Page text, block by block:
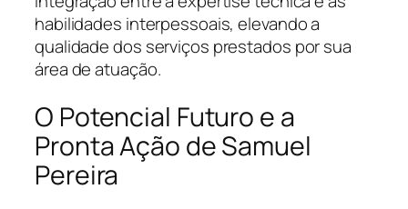
habilidades interpessoais, elevando a
qualidade dos serviços prestados por sua
área de atuação.
O Potencial Futuro e a
Pronta Ação de Samuel
Pereira